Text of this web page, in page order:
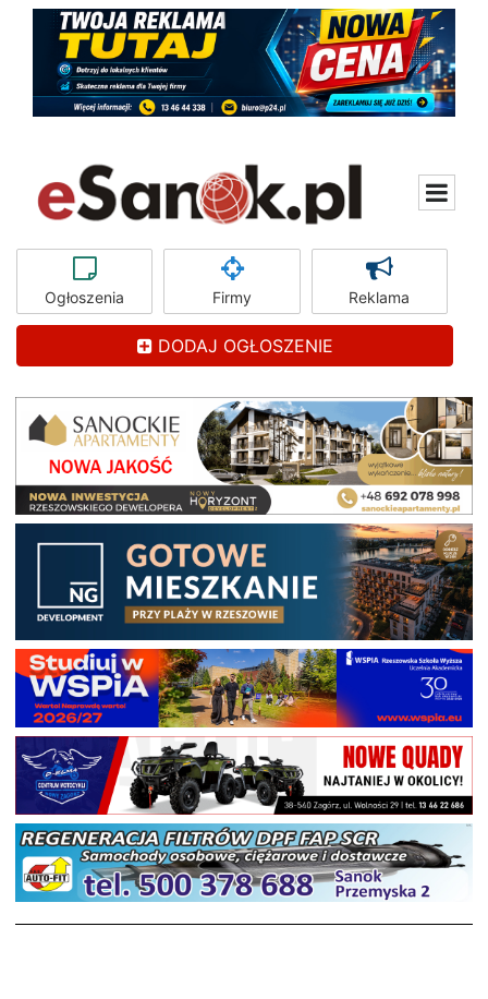
Ogłoszenia Firmy Reklama
DODAJ OGŁOSZENIE